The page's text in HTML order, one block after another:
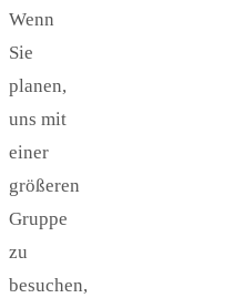
Wenn
Sie
planen,
uns mit
einer
größeren
Gruppe
zu
besuchen,